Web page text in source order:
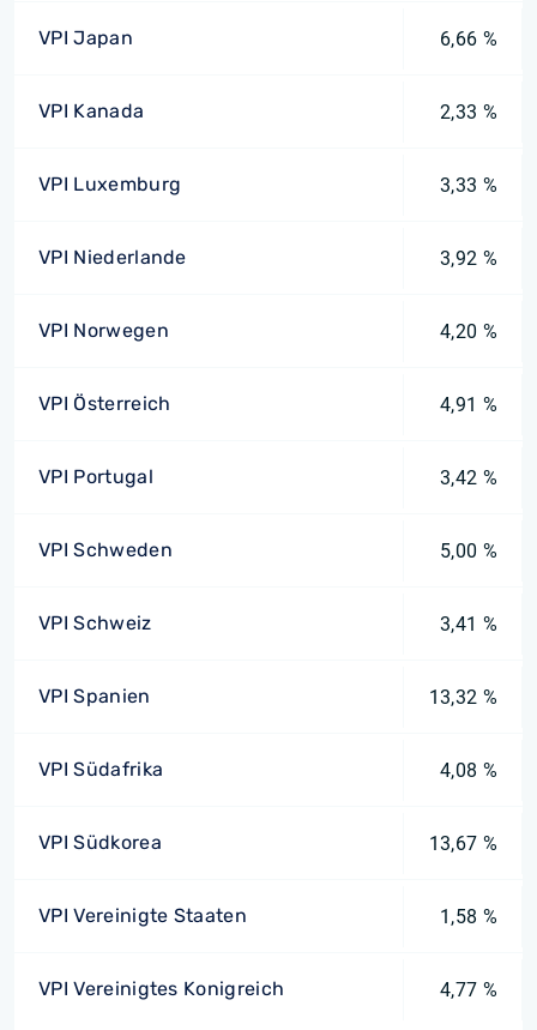
VPI Japan 6,66 %
VPI Kanada 2,33 %
VPI Luxemburg 3,33 %
VPI Niederlande 3,92 %
VPI Norwegen 4,20 %
VPI Österreich 4,91 %
VPI Portugal 3,42 %
VPI Schweden 5,00 %
VPI Schweiz 3,41 %
VPI Spanien 13,32 %
VPI Südafrika 4,08 %
VPI Südkorea 13,67 %
VPI Vereinigte Staaten 1,58 %
VPI Vereinigtes Konigreich 4,77 %